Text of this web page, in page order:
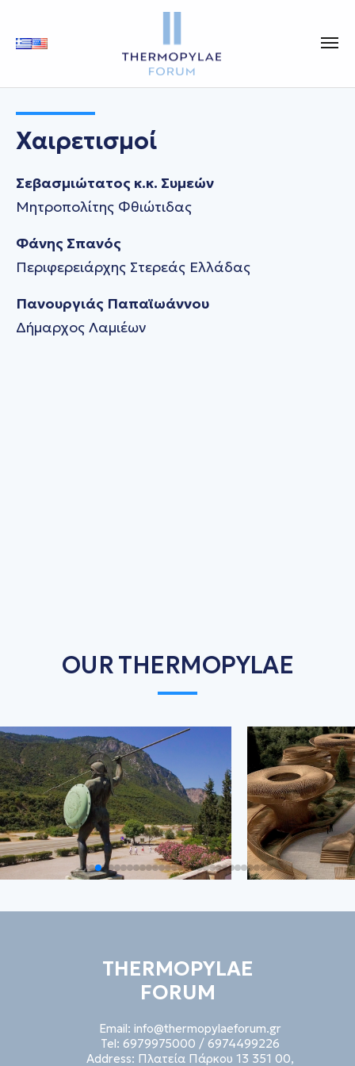
Χαιρετισμοί
Σεβασμιώτατος κ.κ. Συμεών
Μητροπολίτης Φθιώτιδας
Φάνης Σπανός
Περιφερειάρχης Στερεάς Ελλάδας
Πανουργιάς Παπαϊωάννου
Δήμαρχος Λαμιέων
OUR THERMOPYLAE
THERMOPYLAE
FORUM
Email: info@thermopylaeforum.gr
Tel: 6979975000 / 6974499226
Address: Πλατεία Πάρκου 13 351 00,